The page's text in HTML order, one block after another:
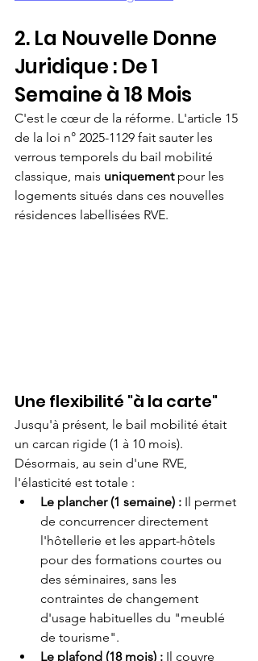
2. La Nouvelle Donne
Juridique : De 1
Semaine à 18 Mois
C'est le cœur de la réforme. L'article 15
de la loi n° 2025-1129 fait sauter les
verrous temporels du bail mobilité
classique, mais uniquement pour les
logements situés dans ces nouvelles
résidences labellisées RVE.
Une flexibilité "à la carte"
Jusqu'à présent, le bail mobilité était
un carcan rigide (1 à 10 mois).
Désormais, au sein d'une RVE,
l'élasticité est totale :
Le plancher (1 semaine) : Il permet
de concurrencer directement
l'hôtellerie et les appart-hôtels
pour des formations courtes ou
des séminaires, sans les
contraintes de changement
d'usage habituelles du "meublé
de tourisme".
Le plafond (18 mois) : Il couvre